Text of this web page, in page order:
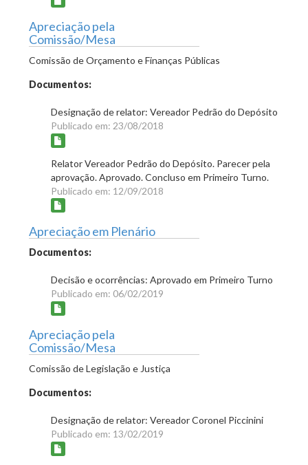
Apreciação pela
Comissão/Mesa
Comissão de Orçamento e Finanças Públicas
Documentos:
Designação de relator: Vereador Pedrão do Depósito
Publicado em: 23/08/2018
Relator Vereador Pedrão do Depósito. Parecer pela
aprovação. Aprovado. Concluso em Primeiro Turno.
Publicado em: 12/09/2018
Apreciação em Plenário
Documentos:
Decisão e ocorrências: Aprovado em Primeiro Turno
Publicado em: 06/02/2019
Apreciação pela
Comissão/Mesa
Comissão de Legislação e Justiça
Documentos:
Designação de relator: Vereador Coronel Piccinini
Publicado em: 13/02/2019